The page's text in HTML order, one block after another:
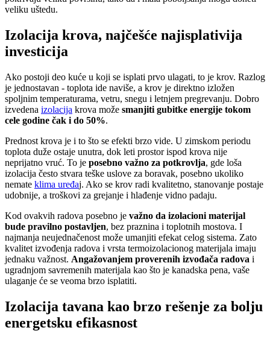
veliku uštedu.
Izolacija krova, najčešće najisplativija
investicija
Ako postoji deo kuće u koji se isplati prvo ulagati, to je krov. Razlog
je jednostavan - toplota ide naviše, a krov je direktno izložen
spoljnim temperaturama, vetru, snegu i letnjem pregrevanju. Dobro
izvedena izolacija krova može smanjiti gubitke energije tokom
cele godine čak i do 50%.
Prednost krova je i to što se efekti brzo vide. U zimskom periodu
toplota duže ostaje unutra, dok leti prostor ispod krova nije
neprijatno vruć. To je posebno važno za potkrovlja, gde loša
izolacija često stvara teške uslove za boravak, posebno ukoliko
nemate klima uređaj. Ako se krov radi kvalitetno, stanovanje postaje
udobnije, a troškovi za grejanje i hlađenje vidno padaju.
Kod ovakvih radova posebno je važno da izolacioni materijal
bude pravilno postavljen, bez praznina i toplotnih mostova. I
najmanja neujednačenost može umanjiti efekat celog sistema. Zato
kvalitet izvođenja radova i vrsta termoizolacionog materijala imaju
jednaku važnost. Angažovanjem proverenih izvođača radova i
ugradnjom savremenih materijala kao što je kanadska pena, vaše
ulaganje će se veoma brzo isplatiti.
Izolacija tavana kao brzo rešenje za bolju
energetsku efikasnost